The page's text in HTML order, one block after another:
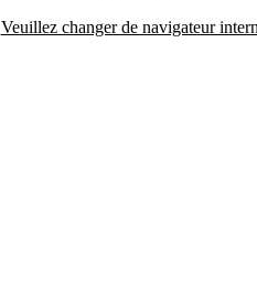
Veuillez changer de navigateur